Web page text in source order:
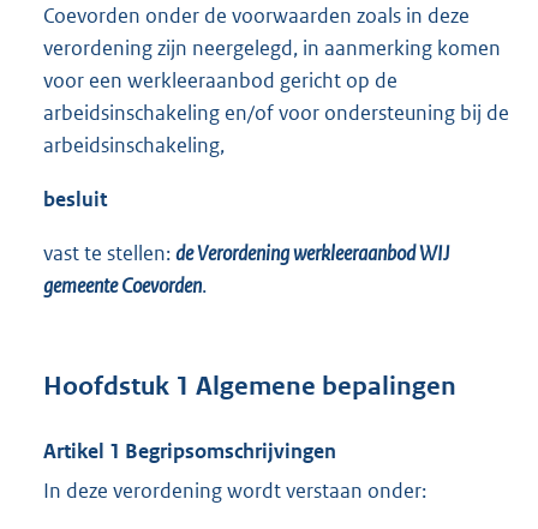
Coevorden onder de voorwaarden zoals in deze
verordening zijn neergelegd, in aanmerking komen
voor een werkleeraanbod gericht op de
arbeidsinschakeling en/of voor ondersteuning bij de
arbeidsinschakeling,
besluit
vast te stellen:de Verordening werkleeraanbod WIJ
gemeente Coevorden.
Hoofdstuk 1 Algemene bepalingen
Artikel 1 Begripsomschrijvingen
In deze verordening wordt verstaan onder: